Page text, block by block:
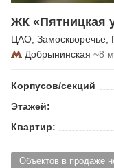
ЖК «Пятницкая
ЦАО Замоскворечье
Добрынинская ~8
Корпусов/секций
Этажей:
Квартир:
Объектов в продаже